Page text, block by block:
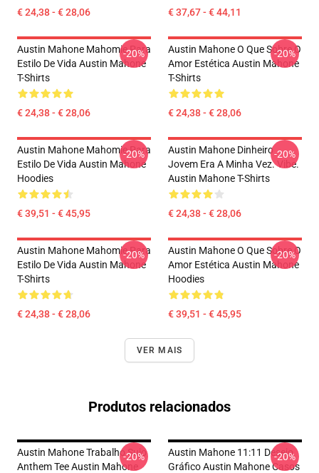
€ 24,38 - € 28,06 € 37,67 - € 44,11
Austin Mahone Mahomie Para
Estilo De Vida Austin Mahone
T-Shirts
€ 24,38 - € 28,06
-20%
Austin Mahone O Que Sobre O
Amor Estética Austin Mahone
T-Shirts
€ 24,38 - € 28,06
-20%
Austin Mahone Mahomie Para
Estilo De Vida Austin Mahone
Hoodies
€ 39,51 - € 45,95
-20%
Austin Mahone Dinheiro
Jovem Era A Minha Vez. Vibe.
Austin Mahone T-Shirts
€ 24,38 - € 28,06
-20%
Austin Mahone Mahomie Para
Estilo De Vida Austin Mahone
T-Shirts
€ 24,38 - € 28,06
-20%
Austin Mahone O Que Sobre O
Amor Estética Austin Mahone
Hoodies
€ 39,51 - € 45,95
-20%
VER MAIS
Produtos relacionados
Austin Mahone Trabalho Sujo
Anthem Tee Austin Mahone
-20%
Austin Mahone 11:11 Desejo
Gráfico Austin Mahone Casos
-20%